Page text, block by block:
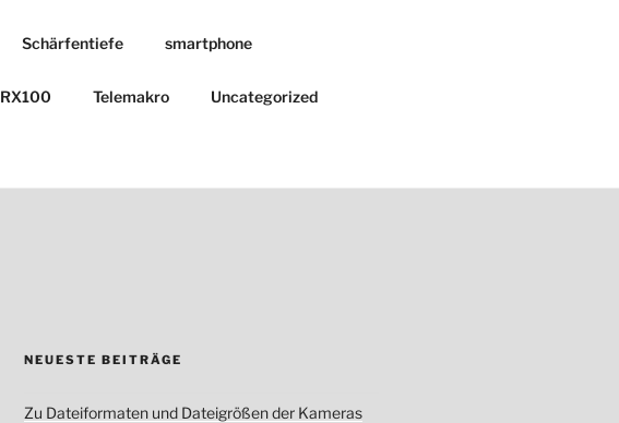
Schärfentiefe smartphone
Telemakro Uncategorized
NEUESTE BEITRÄGE
Zu Dateiformaten und Dateigrößen der Kameras